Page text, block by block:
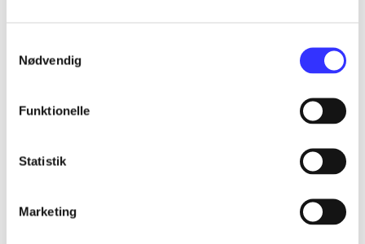
Nødvendig
Funktionelle
Statistik
Marketing